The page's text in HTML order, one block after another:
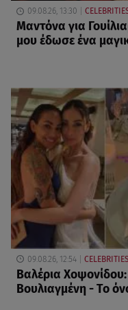
09.08.26, 13:30
Μαντόνα για
μου έδωσε ένα
09.08.26, 12:54
Βαλέρια
Βουλιαγμένη - Το